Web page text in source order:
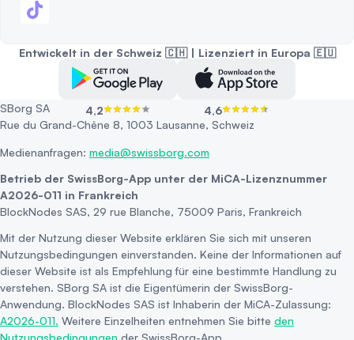
Entwickelt in der Schweiz 🇨🇭 | Lizenziert in Europa 🇪🇺
4,2 4,6
SBorg SA
Rue du Grand-Chêne 8, 1003 Lausanne, Schweiz
Medienanfragen: media@swissborg.com
Betrieb der SwissBorg-App unter der MiCA-Lizenznummer
A2026-011 in Frankreich
BlockNodes SAS, 29 rue Blanche, 75009 Paris, Frankreich
Mit der Nutzung dieser Website erklären Sie sich mit unseren
Nutzungsbedingungen einverstanden. Keine der Informationen auf
dieser Website ist als Empfehlung für eine bestimmte Handlung zu
verstehen. SBorg SA ist die Eigentümerin der SwissBorg-
Anwendung. BlockNodes SAS ist Inhaberin der MiCA-Zulassung:
A2026-011. Weitere Einzelheiten entnehmen Sie bitte den